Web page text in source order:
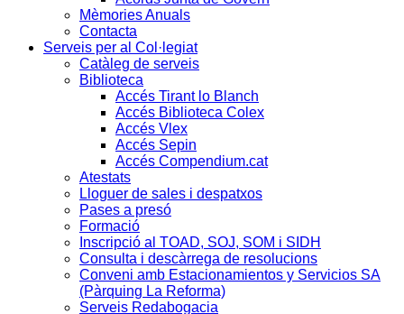
Mèmories Anuals
Contacta
Serveis per al Col·legiat
Catàleg de serveis
Biblioteca
Accés Tirant lo Blanch
Accés Biblioteca Colex
Accés Vlex
Accés Sepin
Accés Compendium.cat
Atestats
Lloguer de sales i despatxos
Pases a presó
Formació
Inscripció al TOAD, SOJ, SOM i SIDH
Consulta i descàrrega de resolucions
Conveni amb Estacionamientos y Servicios SA
(Pàrquing La Reforma)
Serveis Redabogacia